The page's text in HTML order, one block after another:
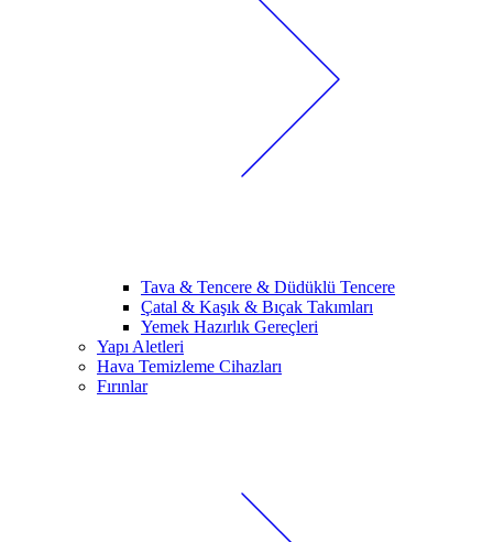
Tava & Tencere & Düdüklü Tencere
Çatal & Kaşık & Bıçak Takımları
Yemek Hazırlık Gereçleri
Yapı Aletleri
Hava Temizleme Cihazları
Fırınlar